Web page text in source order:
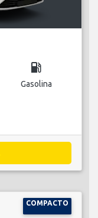
local_gas_station
Gasolina
COMPACTO